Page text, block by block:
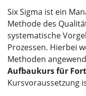
Six Sigma ist ein
Methode des
systematische
Prozessen. Hierbei
Methoden
Aufbaukurs für
Kursvoraussetzung